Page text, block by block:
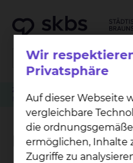
Zuweiser
Muslimischer Besuchsdienst
Muslimischer
Wir
Privatsphäre
Auf dieser Webseite
vergleichbare
die
ermöglichen, Inhalte
Zugriffe zu